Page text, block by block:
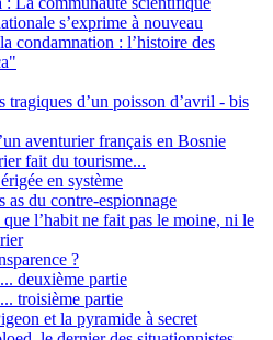
s’exprime à nouveau
condamnation : l’histoire des
tragiques d’un poisson d’avril - bis
aventurier français en Bosnie
fait du tourisme...
en système
as du contre-espionnage
l’habit ne fait pas le moine, ni le
?
deuxième partie
troisième partie
et la pyramide à secret